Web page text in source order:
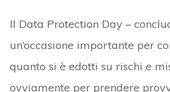
Il Data Protection Day –
un’occasione importante per
quanto si è edotti su rischi e
ovviamente per prendere